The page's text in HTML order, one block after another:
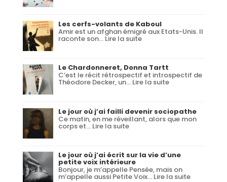
rois
Les cerfs-volants de Kaboul
Amir est un afghan émigré aux Etats-Unis. Il
raconte son… Lire la suite:
de
Kaboul
Le Chardonneret, Donna Tartt
C’est le récit rétrospectif et introspectif de
Théodore Decker, un… Lire la suite:
Tartt
Le jour où j’ai failli devenir sociopathe
Ce matin, en me réveillant, alors que mon
corps et… Lire la suite:
j’ai
failli
devenir
sociopathe
Le jour où j’ai écrit sur la vie d’une
petite voix intérieure
Bonjour, je m’appelle Pensée, mais on
m’appelle aussi Petite Voix… Lire la suite: